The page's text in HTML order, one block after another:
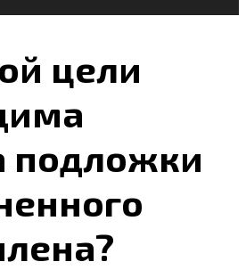
цели
подложки